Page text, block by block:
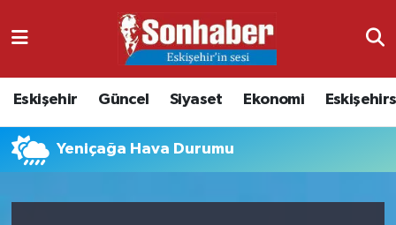
Eskişehir Güncel Siyaset Ekonomi
Yeniçağa Hava Durumu
Ekonomi
Güncel
Nöbetçi Eczaneler
Namaz Vakitleri
Trafik Durumu